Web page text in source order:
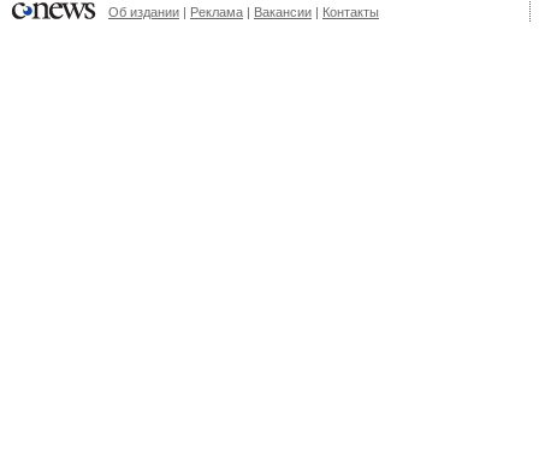
Об издании | Реклама | Вакансии | Контакты